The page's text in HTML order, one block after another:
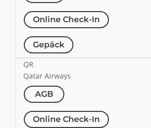
Online Check-In
Gepäck
QR
Qatar Airways
AGB
Online Check-In